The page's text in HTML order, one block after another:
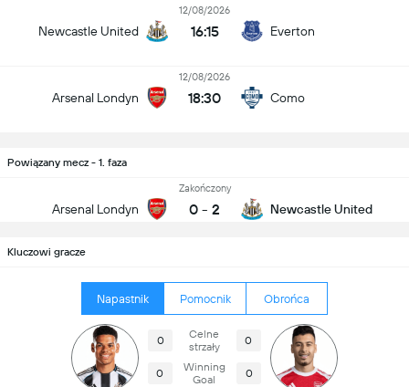
Newcastle United
12/08/2026
16:15 Everton
Arsenal Londyn
12/08/2026
18:30 Como
Powiązany mecz - 1. faza
Arsenal Londyn
Zakończony
0 - 2 Newcastle United
Kluczowi gracze
Napastnik Pomocnik Obrońca
0
Celne
strzały
0
0
Winning
Goal
0